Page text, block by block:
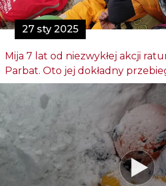
27 sty 2025
Mija 7 lat od niezwykłej akcji
Parbat. Oto jej dokładny